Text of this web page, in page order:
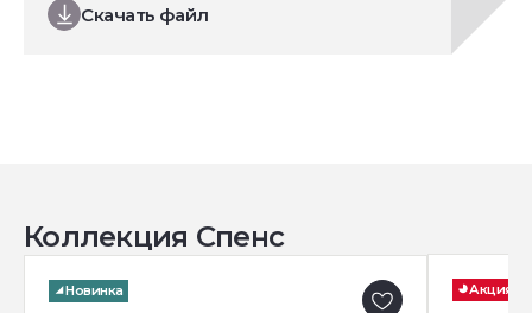
Скачать файл
Коллекция Спенс
Новинка Акция